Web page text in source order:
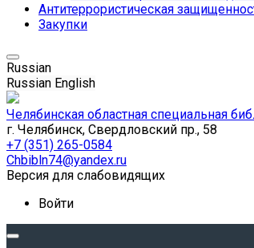
Антитеррористическая
Закупки
Russian
Russian English
Челябинская областная специальная
г. Челябинск, Свердловский пр., 58
+7 (351) 265-0584
Chbibln74@yandex.ru
Версия для слабовидящих
Войти